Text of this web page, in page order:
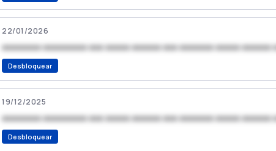
22/01/2026
xxxxxxxx xxxxxxxxx xxx xxxxx xxxxxx xxx xxxxxxx xxxxx xxxxxx
Desbloquear
19/12/2025
xxxxxxxx xxxxxxxxx xxx xxxxx xxxxxx xxx xxxxxxx xxxxx xxxxxx
Desbloquear